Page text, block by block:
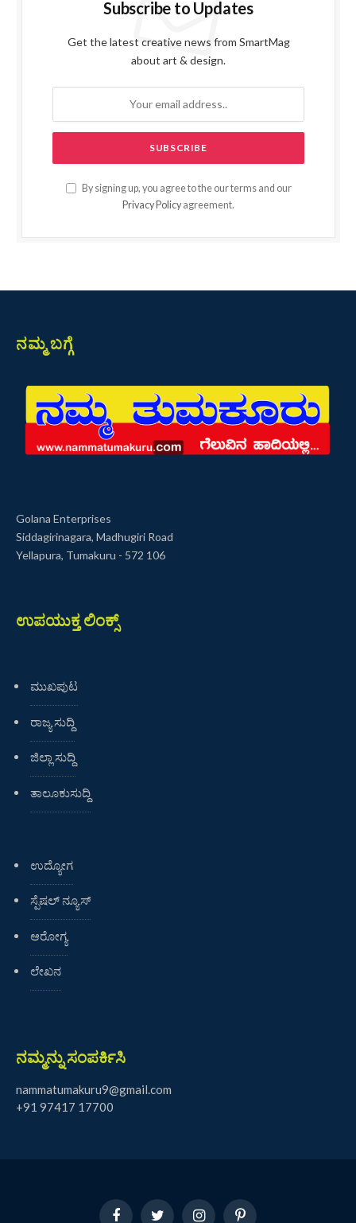
Subscribe to Updates
Get the latest creative news from SmartMag
about art & design.
By signing up, you agree to the our terms and our
Privacy Policy agreement.
ನಮ್ಮ ಬಗ್ಗೆ
Golana Enterprises
Siddagirinagara, Madhugiri Road
Yellapura, Tumakuru - 572 106
ಉಪಯುಕ್ತ ಲಿಂಕ್ಸ್
ಮುಖಪುಟ
ರಾಜ್ಯ ಸುದ್ದಿ
ಜಿಲ್ಲಾ ಸುದ್ದಿ
ತಾಲೂಕುಸುದ್ದಿ
ಉದ್ಯೋಗ
ಸ್ಪೆಷಲ್ ನ್ಯೂಸ್
ಆರೋಗ್ಯ
ಲೇಖನ
ನಮ್ಮನ್ನು ಸಂಪರ್ಕಿಸಿ
nammatumakuru9@gmail.com
+91 97417 17700